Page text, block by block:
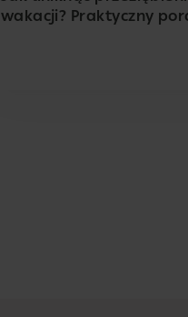
wakacji? Praktyczny